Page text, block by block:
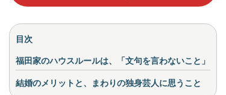
目次
福田家のハウスルールは、「文句を言わないこと」
結婚のメリットと、まわりの独身芸人に思うこと